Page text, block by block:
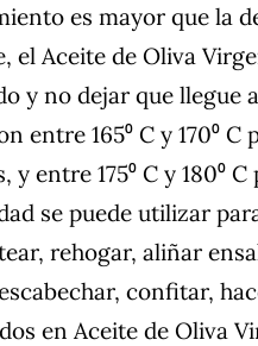
es mayor que la
el Aceite de Oliva
y no dejar que llegue
entre 165⁰ C y 170⁰
y entre 175⁰ C y 180⁰
se puede utilizar
rehogar, aliñar
confitar,
en Aceite de Oliva